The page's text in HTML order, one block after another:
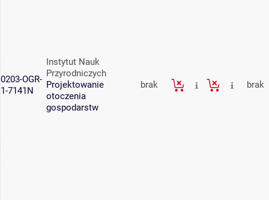
0203-OGR-
1-7141N
Instytut Nauk
Przyrodniczych
Projektowanie
otoczenia
gospodarstw
brak brak